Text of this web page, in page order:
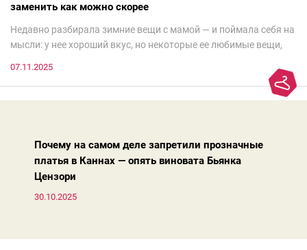
заменить как можно скорее
Недавно разбирала зимние вещи с мамой — и поймала себя на
мысли: у нее хороший вкус, но некоторые ее любимые вещи,
моды. Вовсе нет.Проблема в том, что сама мода сделала шаг
07.11.2025
Почему на самом деле запретили прозначные
платья в Каннах — опять виновата Бьянка
Цензори
30.10.2025